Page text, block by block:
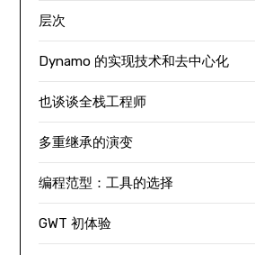
层次
Dynamo 的实现技术和去中心化
也谈谈全栈工程师
多重继承的演变
编程范型：工具的选择
GWT 初体验